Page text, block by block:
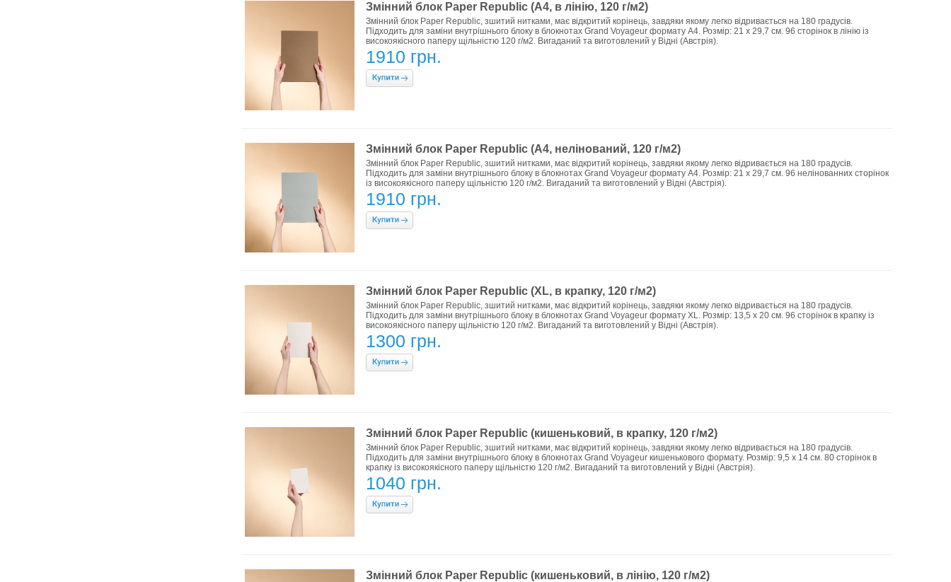
Змінний блок Paper Republic (A4, в лінію, 120 г/м2)
Змінний блок Paper Republic, зшитий нитками, має відкритий корінець, завдяки якому легко відривається на 180 градусів.
Підходить для заміни внутрішнього блоку в блокнотах Grand Voyageur формату A4. Розмір: 21 х 29,7 см. 96 сторінок в лінію із
високоякісного паперу щільністю 120 г/м2. Вигаданий та виготовлений у Відні (Австрія).
1910 грн.
Змінний блок Paper Republic (A4, нелінований, 120 г/м2)
Змінний блок Paper Republic, зшитий нитками, має відкритий корінець, завдяки якому легко відривається на 180 градусів.
Підходить для заміни внутрішнього блоку в блокнотах Grand Voyageur формату A4. Розмір: 21 х 29,7 см. 96 нелінованних сторінок
із високоякісного паперу щільністю 120 г/м2. Вигаданий та виготовлений у Відні (Австрія).
1910 грн.
Змінний блок Paper Republic (XL, в крапку, 120 г/м2)
Змінний блок Paper Republic, зшитий нитками, має відкритий корінець, завдяки якому легко відривається на 180 градусів.
Підходить для заміни внутрішнього блоку в блокнотах Grand Voyageur формату XL. Розмір: 13,5 х 20 см. 96 сторінок в крапку із
високоякісного паперу щільністю 120 г/м2. Вигаданий та виготовлений у Відні (Австрія).
1300 грн.
Змінний блок Paper Republic (кишеньковий, в крапку, 120 г/м2)
Змінний блок Paper Republic, зшитий нитками, має відкритий корінець, завдяки якому легко відривається на 180 градусів.
Підходить для заміни внутрішнього блоку в блокнотах Grand Voyageur кишенькового формату. Розмір: 9,5 х 14 см. 80 сторінок в
крапку із високоякісного паперу щільністю 120 г/м2. Вигаданий та виготовлений у Відні (Австрія).
1040 грн.
Змінний блок Paper Republic (кишеньковий, в лінію, 120 г/м2)